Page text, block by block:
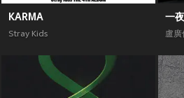
KARMA
Stray Kids
一
盧廣